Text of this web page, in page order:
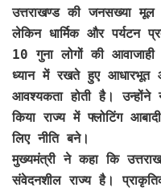
उत्तराखण्ड की जनसख्या
लेकिन धार्मिक और पर्यटन
10 गुना लोगों की
ध्यान में रखते हुए आधारभूत
आवश्यकता होती है। उन्होंने
किया राज्य में फ्लोटिंग
लिए नीति बने।
मुख्यमंत्री ने कहा कि
संवेदनशील राज्य है।